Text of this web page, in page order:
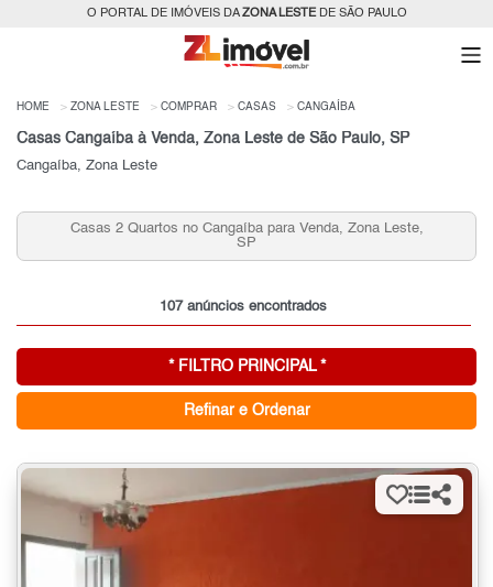
O PORTAL DE IMÓVEIS DAZONA LESTEDE SÃO PAULO
HOME ZONA LESTE COMPRAR CASAS CANGAÍBA
Casas Cangaíba à Venda, Zona Leste de São Paulo, SP
Cangaíba, Zona Leste
Casas 2 Quartos no Cangaíba para Venda, Zona Leste,
107 anúncios encontrados
* FILTRO PRINCIPAL *
Refinar e Ordenar